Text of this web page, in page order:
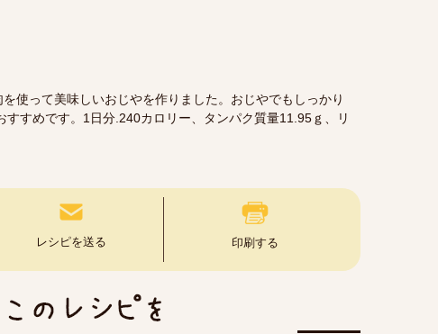
使って美味しいおじやを作りました。おじやでもしっかり
すすめです。1日分.240カロリー、タンパク質量11.95ｇ、リ
レシピを送る 印刷する